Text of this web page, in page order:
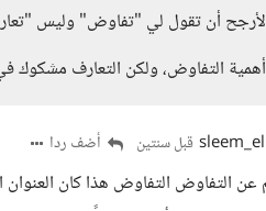
أن تقول لي "تفاوض" وليس
التفاوض، ولكن التعارف مشكوك
قبل سنتين أضف ردا
عن التفاوض التفاوض هذا كان